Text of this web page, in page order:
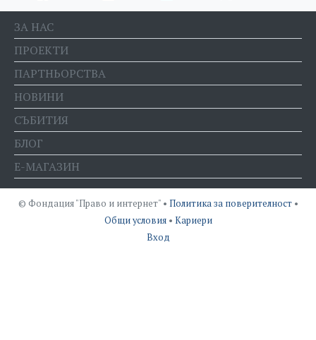
ЗА НАС
ПРОЕКТИ
ПАРТНЬОРСТВА
НОВИНИ
СЪБИТИЯ
БЛОГ
Е-МАГАЗИН
© Фондация "Право и интернет" • Политика за поверителност •
Общи условия • Кариери
Вход